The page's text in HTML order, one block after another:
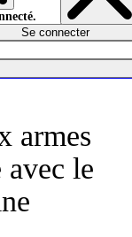
Se connecter
armes
avec le